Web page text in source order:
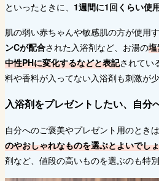
といったときに、 1週間に1回くらい使
肌の弱い赤ちゃんや敏感肌の方が使用す
ンCが配合された入浴剤など、お湯の
中性PHに変化するなどと表記されてい
料や香料が入ってない入浴剤も刺激が
入浴剤をプレゼントしたい、自分
自分へのご褒美やプレゼント用のときは
のやおしゃれなものを選ぶとよいでし
剤など、値段の高いものを選ぶのも特別